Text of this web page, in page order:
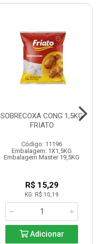
SOBRECOXA CONG 1,5KG
FRIATO
Código: 11196
Embalagem: 1X1,5KG
Embalagem Master 19,5KG
R$ 15,29
KG: R$ 10,19
Adicionar